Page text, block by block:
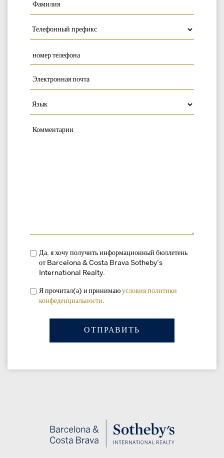
Да, я хочу получить информационный бюллетень
от Barcelona & Costa Brava Sotheby’s
International Realty.
Я прочитал(а) и принимаю условия политики
конфеденциальности